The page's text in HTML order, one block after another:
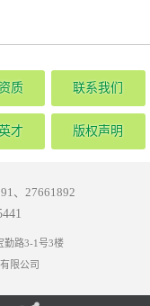
质 联系我们
才 版权声明
、27661892
勤路3-1号3楼
限公司